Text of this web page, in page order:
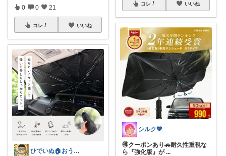
0 0 21
コレ いいね
ひでいぬ🏠おうちをアイテムで快適！！
コレ いいね
シルク💖
🉐クーポンあり🚗耐久性重視な
ら『強化版』が ...